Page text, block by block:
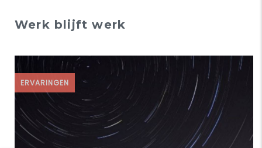
Werk blijft werk
ERVARINGEN